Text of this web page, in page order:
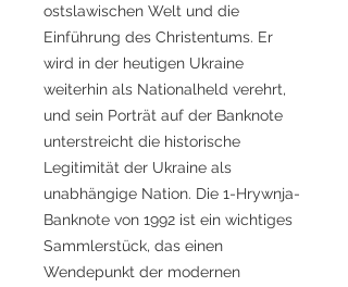
ostslawischen Welt und die
Einführung des Christentums. Er
wird in der heutigen Ukraine
weiterhin als Nationalheld verehrt,
und sein Porträt auf der Banknote
unterstreicht die historische
Legitimität der Ukraine als
unabhängige Nation. Die 1-Hrywnja-
Banknote von 1992 ist ein wichtiges
Sammlerstück, das einen
Wendepunkt der modernen